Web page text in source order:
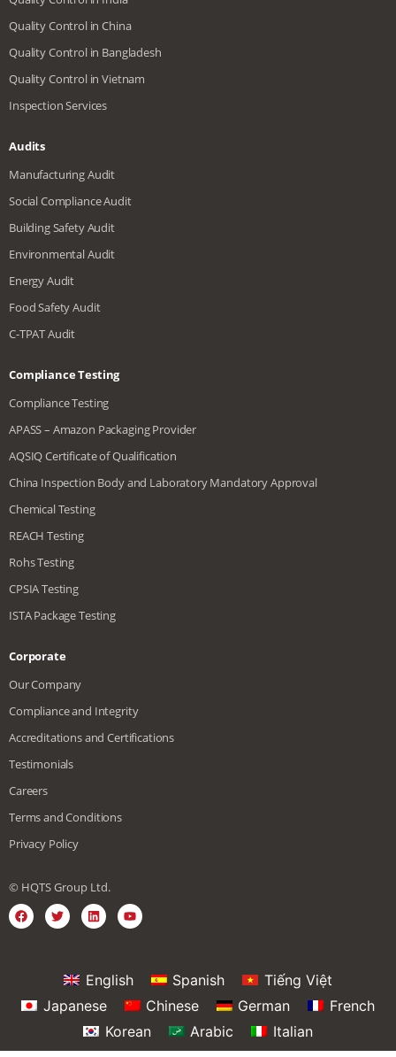
Quality Control in China
Quality Control in Bangladesh
Quality Control in Vietnam
Inspection Services
Audits
Manufacturing Audit
Social Compliance Audit
Building Safety Audit
Environmental Audit
Energy Audit
Food Safety Audit
C-TPAT Audit
Compliance Testing
Compliance Testing
APASS – Amazon Packaging Provider
AQSIQ Certificate of Qualification
China Inspection Body and Laboratory Mandatory Approval
Chemical Testing
REACH Testing
Rohs Testing
CPSIA Testing
ISTA Package Testing
Corporate
Our Company
Compliance and Integrity
Accreditations and Certifications
Testimonials
Careers
Terms and Conditions
Privacy Policy
© HQTS Group Ltd.
English Spanish
Tiếng Việt
Japanese
Chinese German
French
Korean
Arabic Italian